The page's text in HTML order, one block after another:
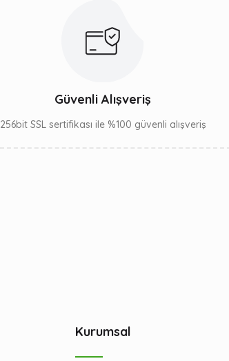
Güvenli Alışveriş
256bit SSL sertifikası ile %100 güvenli alışveriş
Kurumsal